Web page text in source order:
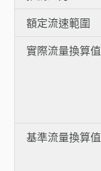
額定流速範圍
實際流量換算值
基準流量換算值